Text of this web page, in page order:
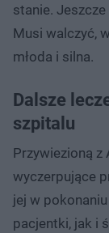
stanie.
Musi walczyć,
młoda i silna.
Dalsze
szpitalu
Przywiezioną z
wyczerpujące
jej w
pacjentki, jak i